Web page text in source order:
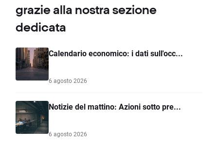
grazie alla nostra sezione
dedicata
Calendario economico: i dati sull'occ...
6 agosto 2026
Notizie del mattino: Azioni sotto pre...
6 agosto 2026